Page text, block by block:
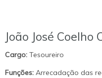
João José Coelho
Cargo: Tesoureiro
Funções: Arrecadação das